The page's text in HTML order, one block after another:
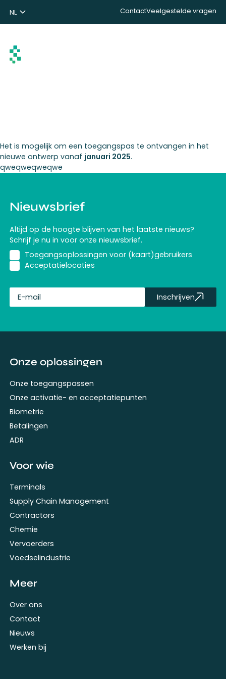
NL
ENG
DE
ContactVeelgestelde vragen
Het is mogelijk om een toegangspas te ontvangen in het
nieuwe ontwerp vanaf januari 2025.
qweqweqweqwe
Nieuwsbrief
Altijd op de hoogte blijven van het laatste nieuws?
Schrijf je nu in voor onze nieuwsbrief.
Toegangsoplossingen voor (kaart)gebruikers
Acceptatielocaties
Inschrijven
Onze oplossingen
Onze toegangspassen
Onze activatie- en acceptatiepunten
Biometrie
Betalingen
ADR
Voor wie
Terminals
Supply Chain Management
Contractors
Chemie
Vervoerders
Voedselindustrie
Meer
Over ons
Contact
Nieuws
Werken bij